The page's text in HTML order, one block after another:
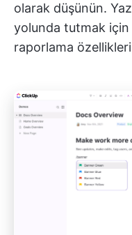
olarak düşünün.
yolunda tutmak
raporlama